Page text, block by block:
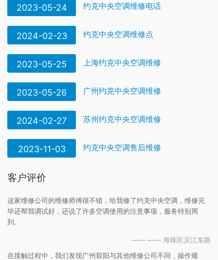
2023-05-24 约克中央空调维修电话
2024-02-23 约克中央空调维修点
2023-05-25 上海约克中央空调维修
2023-05-26 广州约克中央空调维修
2024-02-27 苏州约克中央空调维修
2023-11-03 约克中央空调售后维修
客户评价
这家维修公司的维修师傅很不错，给我修了约克中央空调，维修完
毕还帮我调试好，还说了许多空调使用的注意事项，服务特别周
到。
—— —— 海珠区滨江东路
在接触过程中，我们发现广州双阳与其他维修公司不同，操作规